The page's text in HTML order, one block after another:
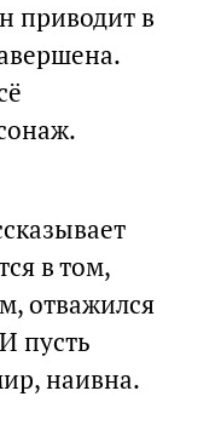
приводит в
в том,
отважился
пусть
наивна.